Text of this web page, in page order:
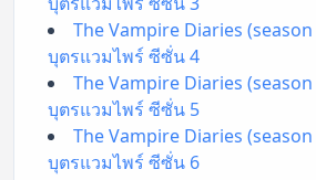
The Vampire Diaries
บุตรแวมไพร์ ซีซั่น 4
The Vampire Diaries
บุตรแวมไพร์ ซีซั่น 5
The Vampire Diaries
บุตรแวมไพร์ ซีซั่น 6